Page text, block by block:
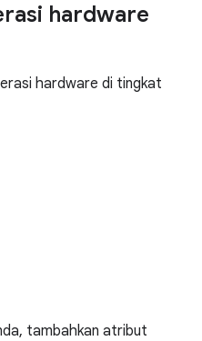
hardware
hardware di tingkat
tambahkan atribut